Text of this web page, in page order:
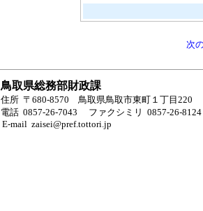
次
鳥取県総務部財政課
住所 〒680-8570 鳥取県鳥取市東町１丁目220
電話 0857-26-7043
ファクシミリ 0857-26-8124
E-mail zaisei@pref.tottori.jp